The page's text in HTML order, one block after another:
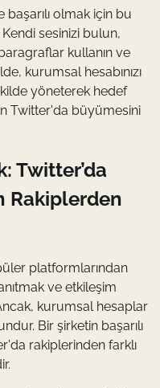
olmak için bu
sesinizi bulun,
kullanın ve
kurumsal hesabınızı
yöneterek hedef
Twitter'da büyümesini
Twitter’da
Rakiplerden
platformlarından
ve etkileşim
kurumsal hesaplar
Bir şirketin başarılı
rakiplerinden farklı